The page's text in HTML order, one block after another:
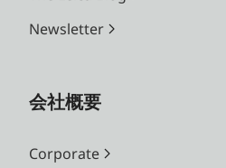
Newsletter
会社概要
Corporate